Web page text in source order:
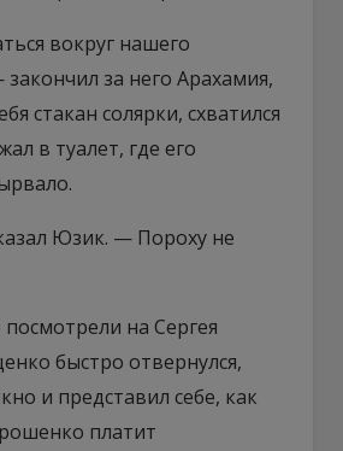
вокруг нашего
за него Арахамия,
стакан солярки, схватился
в туалет, где его
Юзик. — Пороху не
на Сергея
быстро отвернулся,
и представил себе, как
платит